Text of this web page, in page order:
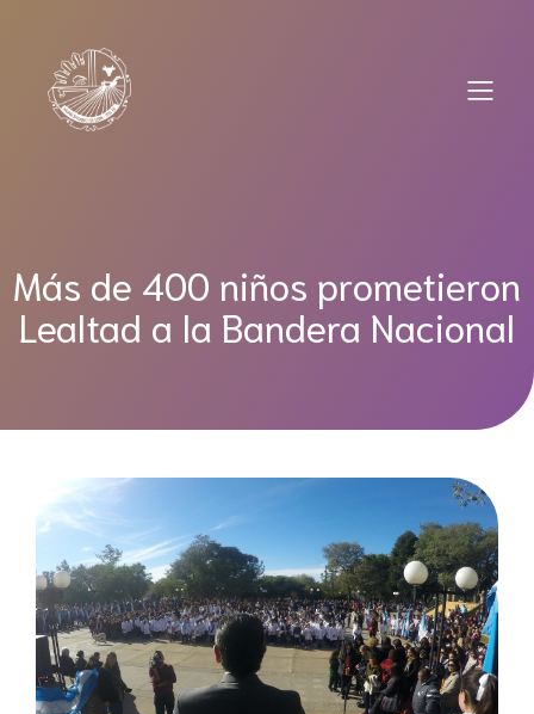
contenido
Más de 400 niños prometieron
Lealtad a la Bandera Nacional